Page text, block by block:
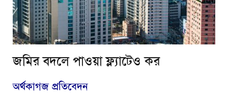
জমির বদলে পাওয়া ফ্ল্যাটেও কর
অর্থকাগজ প্রতিবেদন